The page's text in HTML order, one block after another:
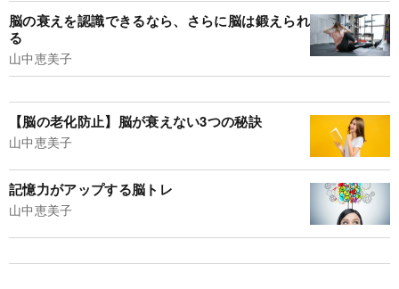
脳の衰えを認識できるなら、さらに脳は鍛えられ
る
山中恵美子
【脳の老化防止】脳が衰えない3つの秘訣
山中恵美子
記憶力がアップする脳トレ
山中恵美子